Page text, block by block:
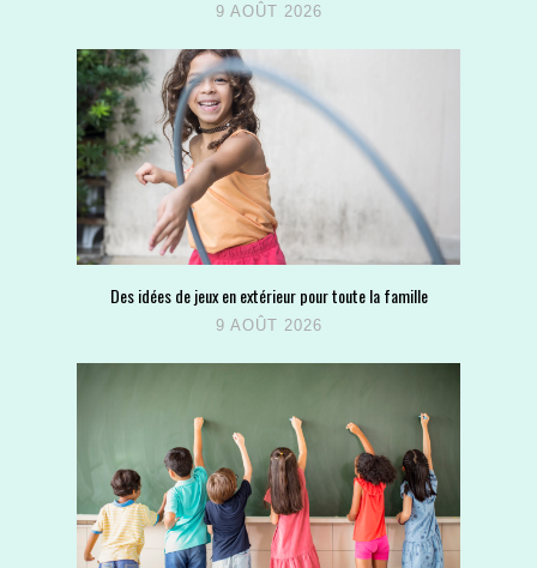
9 AOÛT 2026
Des idées de jeux en extérieur pour toute la famille
9 AOÛT 2026